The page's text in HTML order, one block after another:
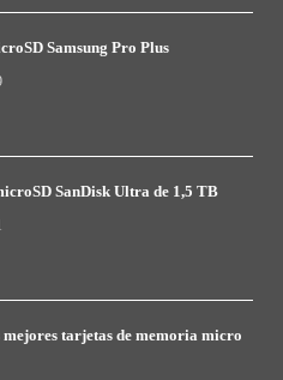
Samsung Pro Plus
SanDisk Ultra de 1,5 TB
mejores tarjetas de memoria micro